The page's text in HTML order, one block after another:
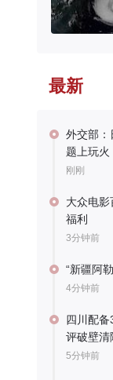
最新
外交部：
题上玩火
刚刚
大众电
福利
3分钟前
“新疆阿
4分钟前
四川配
评破壁清
5分钟前